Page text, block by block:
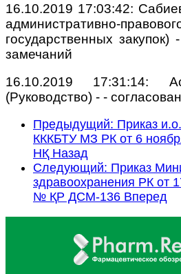
16.10.2019 17:03:42:
административно-
государственных
замечаний
16.10.2019 17:31:14:
(Руководство) - -
Предыдущий: Приказ
КККБТУ МЗ РК от 6
НҚ Назад
Следующий: Приказ
здравоохранения РК от
№ ҚР ДСМ-136 Вперед